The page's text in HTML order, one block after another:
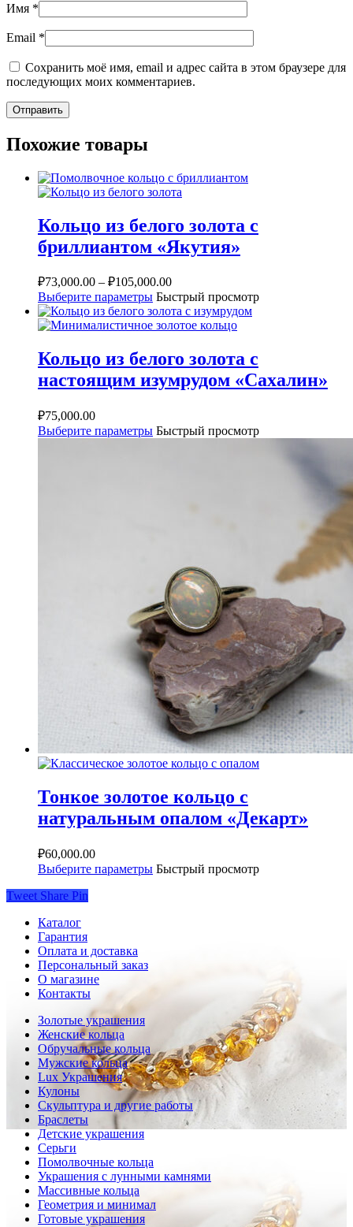
Имя *
Email *
Сохранить моё имя, email и адрес сайта в этом браузере для
последующих моих комментариев.
Похожие товары
Кольцо из белого золота с
бриллиантом «Якутия»
₽73,000.00 – ₽105,000.00
Выберите параметры Быстрый просмотр
Кольцо из белого золота с
настоящим изумрудом «Сахалин»
₽75,000.00
Выберите параметры Быстрый просмотр
Тонкое золотое кольцо с
натуральным опалом «Декарт»
₽60,000.00
Выберите параметры Быстрый просмотр
Tweet Share Pin
Каталог
Гарантия
Оплата и доставка
Персональный заказ
О магазине
Контакты
Золотые украшения
Женские кольца
Обручальные кольца
Мужские кольца
Lux Украшения
Кулоны
Скульптура и другие работы
Браслеты
Детские украшения
Серьги
Помолвочные кольца
Украшения с лунными камнями
Массивные кольца
Геометрия и минимал
Готовые украшения